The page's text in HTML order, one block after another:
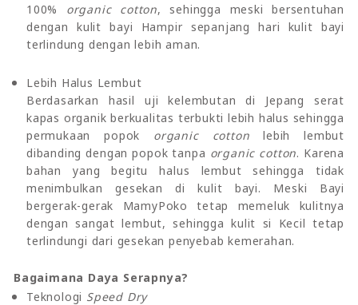
100% organic cotton, sehingga meski bersentuhan
dengan kulit bayi Hampir sepanjang hari kulit bayi
terlindung dengan lebih aman.
Lebih Halus Lembut
Berdasarkan hasil uji kelembutan di Jepang serat
kapas organik berkualitas terbukti lebih halus sehingga
permukaan popok organic cotton lebih lembut
dibanding dengan popok tanpa organic cotton. Karena
bahan yang begitu halus lembut sehingga tidak
menimbulkan gesekan di kulit bayi. Meski Bayi
bergerak-gerak MamyPoko tetap memeluk kulitnya
dengan sangat lembut, sehingga kulit si Kecil tetap
terlindungi dari gesekan penyebab kemerahan.
Bagaimana Daya Serapnya?
Teknologi Speed Dry